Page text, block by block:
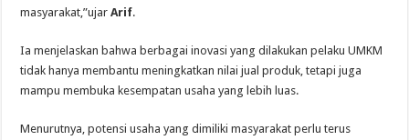
masyarakat,”ujarArif.
Ia menjelaskan bahwa berbagai inovasi yang dilakukan pelaku UMKM
tidak hanya membantu meningkatkan nilai jual produk, tetapi juga
mampu membuka kesempatan usaha yang lebih luas.
Menurutnya, potensi usaha yang dimiliki masyarakat perlu terus